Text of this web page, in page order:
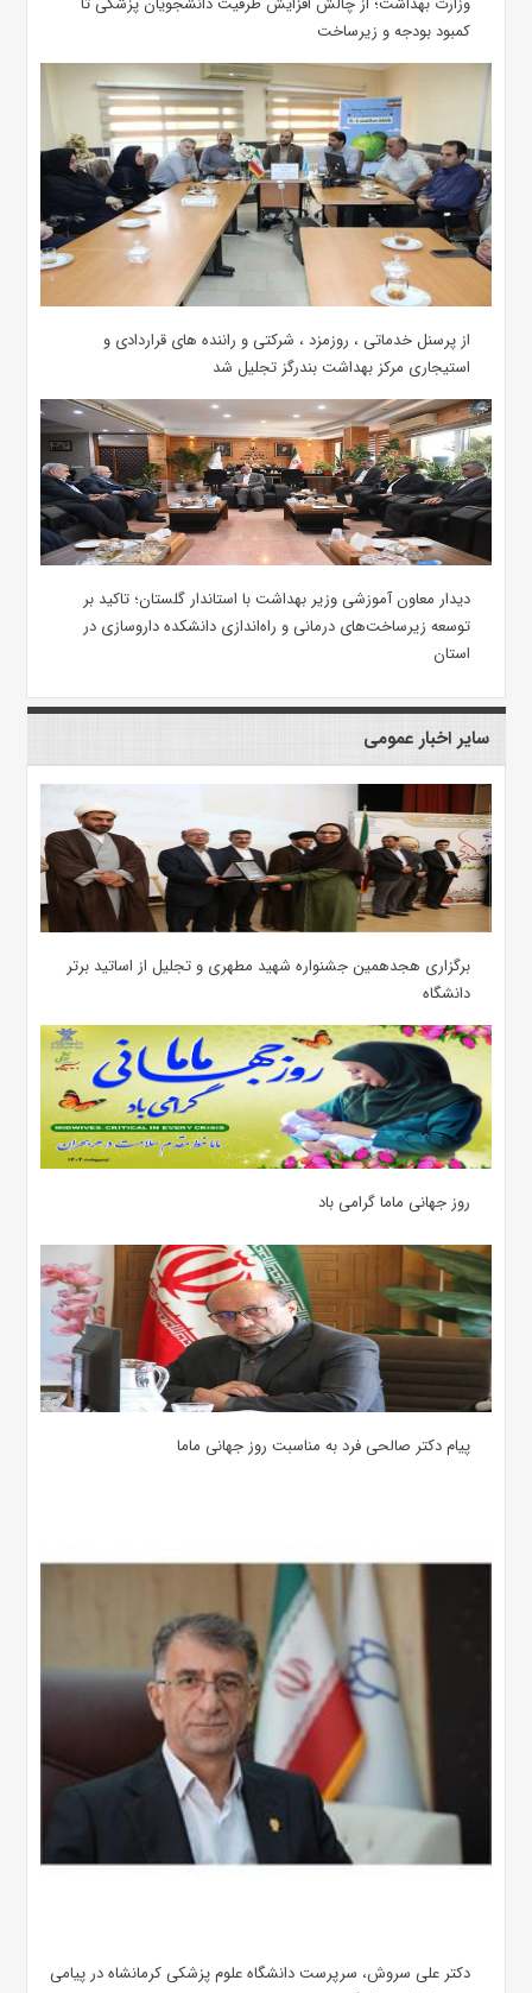
کمبود بودجه و زیرساخت
از پرسنل خدماتی ، روزمزد ، شرکتی و راننده های قراردادی و
استیجاری مرکز بهداشت بندرگز تجلیل شد
دیدار معاون آموزشی وزیر بهداشت با استاندار گلستان؛ تاکید بر
توسعه زیرساخت‌های درمانی و راه‌اندازی دانشکده داروسازی در
استان
سایر اخبار عمومی
برگزاری هجدهمین جشنواره شهید مطهری و تجلیل از اساتید برتر
دانشگاه
روز جهانی ماما گرامی باد
پیام دکتر صالحی فرد به مناسبت روز جهانی ماما
دکتر علی سروش، سرپرست دانشگاه علوم پزشکی کرمانشاه در پیامی